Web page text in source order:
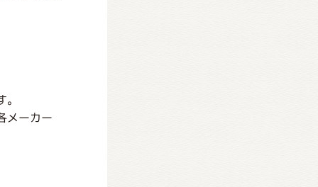
メーカー